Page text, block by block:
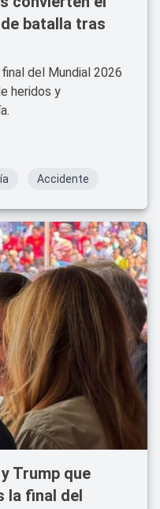
batalla tras
del Mundial 2026
heridos y
Accidente
Trump que
la final del